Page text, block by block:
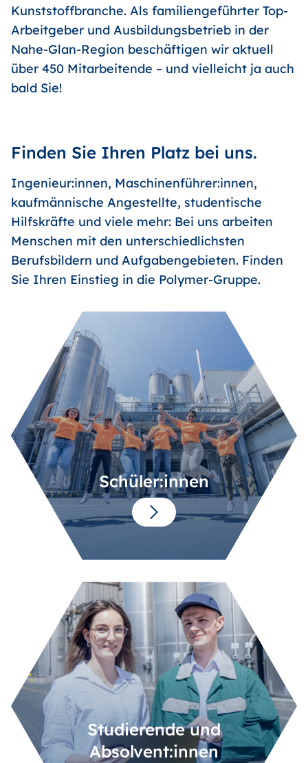
Kunststoffbranche. Als familiengeführter Top-
Arbeitgeber und Ausbildungsbetrieb in der
Nahe-Glan-Region beschäftigen wir aktuell
über 450 Mitarbeitende – und vielleicht ja auch
bald Sie!
Finden Sie Ihren Platz bei uns.
Ingenieur:innen, Maschinenführer:innen,
kaufmännische Angestellte, studentische
Hilfskräfte und viele mehr: Bei uns arbeiten
Menschen mit den unterschiedlichsten
Berufsbildern und Aufgabengebieten. Finden
Sie Ihren Einstieg in die Polymer-Gruppe.
Schüler:innen
Studierende und
Absolvent:innen